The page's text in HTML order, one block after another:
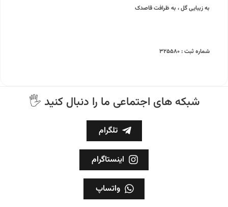
به زیبایی گل ، به ظرافت قاصدک
شماره ثبت : ۳۲۵۵۸۰
🖐 شبکه های اجتماعی ما را دنبال کنید
تلگرام
اینستاگرام
واتساپ